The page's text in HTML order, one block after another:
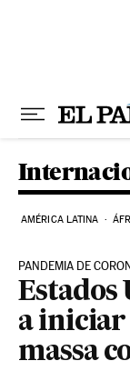
AMÉRICA LATINA
PANDEMIA DE
Estados
a iniciar
massa